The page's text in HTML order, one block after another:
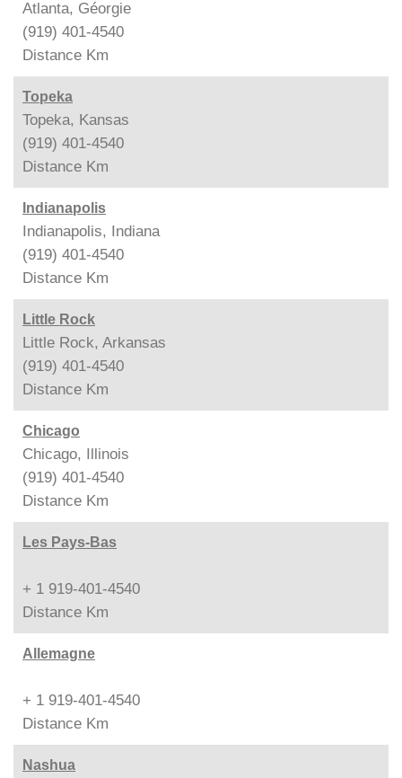
Atlanta, Géorgie
(919) 401-4540
Distance Km
Topeka
Topeka, Kansas
(919) 401-4540
Distance Km
Indianapolis
Indianapolis, Indiana
(919) 401-4540
Distance Km
Little Rock
Little Rock, Arkansas
(919) 401-4540
Distance Km
Chicago
Chicago, Illinois
(919) 401-4540
Distance Km
Les Pays-Bas
+ 1 919-401-4540
Distance Km
Allemagne
+ 1 919-401-4540
Distance Km
Nashua